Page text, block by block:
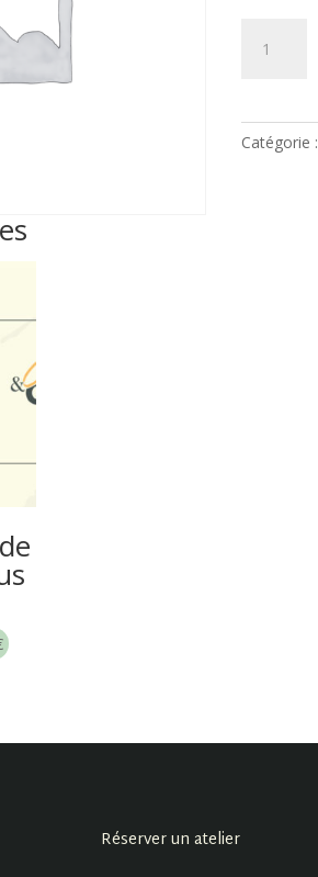
Catégorie :
Réserver un atelier